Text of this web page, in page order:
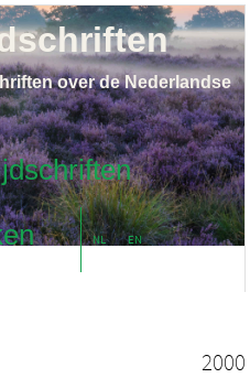
NL EN
over de Nederlandse
2000